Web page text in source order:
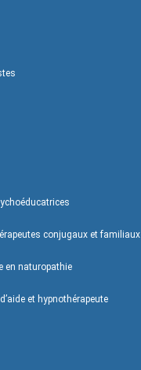
conjugaux et familiaux
en naturopathie
et hypnothérapeute